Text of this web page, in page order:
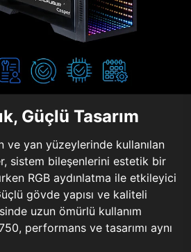
Güçlü Tasarım
ve yan yüzeylerinde kullanılan
sistem bileşenlerini estetik bir
RGB aydınlatma ile etkileyici
gövde yapısı ve kaliteli
uzun ömürlü kullanım
performans ve tasarımı aynı